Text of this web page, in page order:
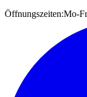
Öffnungszeiten:Mo-